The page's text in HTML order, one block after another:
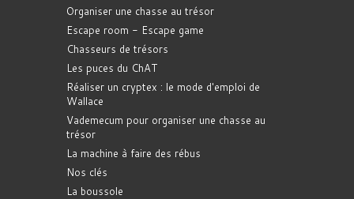
Organiser une chasse au trésor
Escape room - Escape game
Chasseurs de trésors
Les puces du ChAT
Réaliser un cryptex : le mode d'emploi de
Wallace
Vademecum pour organiser une chasse au
trésor
La machine à faire des rébus
Nos clés
La boussole